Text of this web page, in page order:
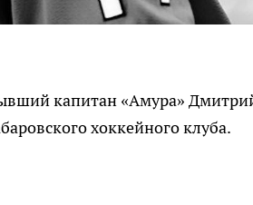
капитан «Амура»
хоккейного клуба.